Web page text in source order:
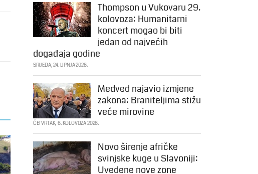
Thompson u Vukovaru 29.
kolovoza: Humanitarni
koncert mogao bi biti
jedan od najvećih
događaja godine
SRIJEDA, 24. LIPNJA 2026.
Medved najavio izmjene
zakona: Braniteljima stižu
veće mirovine
ČETVRTAK, 6. KOLOVOZA 2026.
Novo širenje afričke
svinjske kuge u Slavoniji:
Uvedene nove zone